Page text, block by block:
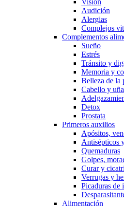
Visión
Audición
Alergias
Complejos
Complementos
Sueño
Estrés
Tránsito y
Memoria y
Belleza de la
Cabello y
Detox
Prostata
Primeros auxilios
Apósitos,
Antisépticos
Quemaduras
Golpes,
Curar y
Verrugas y
Picaduras de
Alimentación